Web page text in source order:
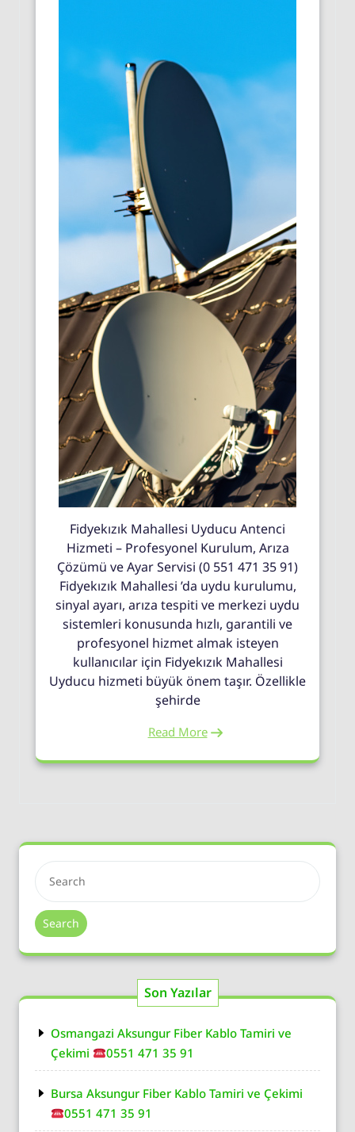
Fidyekızık Mahallesi Uyducu Antenci
Hizmeti – Profesyonel Kurulum, Arıza
Çözümü ve Ayar Servisi (0 551 471 35 91)
Fidyekızık Mahallesi ’da uydu kurulumu,
sinyal ayarı, arıza tespiti ve merkezi uydu
sistemleri konusunda hızlı, garantili ve
profesyonel hizmet almak isteyen
kullanıcılar için Fidyekızık Mahallesi
Uyducu hizmeti büyük önem taşır. Özellikle
şehirde
Read More
Search
Son Yazılar
Osmangazi Aksungur Fiber Kablo Tamiri ve
Çekimi
0551 471 35 91
Bursa Aksungur Fiber Kablo Tamiri ve Çekimi
0551 471 35 91